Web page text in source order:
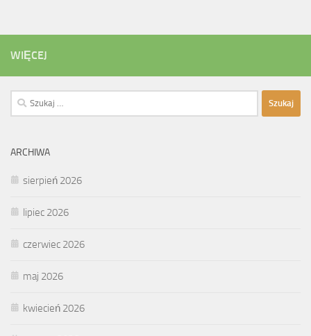
WIĘCEJ
Szukaj:
ARCHIWA
sierpień 2026
lipiec 2026
czerwiec 2026
maj 2026
kwiecień 2026